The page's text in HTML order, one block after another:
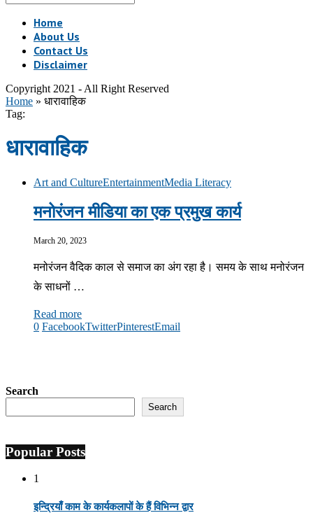
Home
About Us
Contact Us
Disclaimer
Copyright 2021 - All Right Reserved
Home » धारावाहिक
Tag:
धारावाहिक
Art and CultureEntertainmentMedia Literacy
मनोरंजन मीडिया का एक प्रमुख कार्य
March 20, 2023
मनोरंजन वैदिक काल से समाज का अंग रहा है। समय के साथ मनोरंजन
के साधनों …
Read more
0 FacebookTwitterPinterestEmail
Search
Search
Popular Posts
1
इन्द्रियाँ काम के कार्यकलापों के हैं विभिन्न द्वार